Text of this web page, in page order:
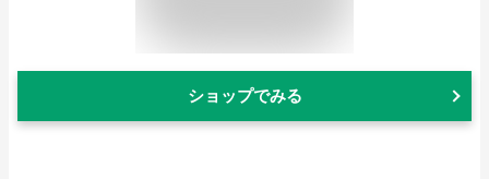
ショップでみる